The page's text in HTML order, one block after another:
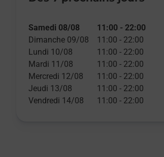
Samedi 08/08 11:00 - 22:00
Dimanche 09/08
11:00 - 22:00
Lundi 10/08
11:00 - 22:00
Mardi 11/08
11:00 - 22:00
Mercredi 12/08
11:00 - 22:00
Jeudi 13/08
11:00 - 22:00
Vendredi 14/08
11:00 - 22:00